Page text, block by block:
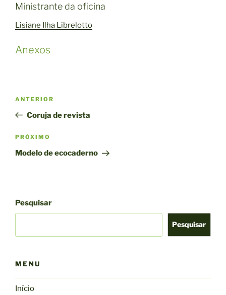
Ministrante da oficina
Lisiane Ilha Librelotto
Anexos
Post
Post
anterior
ANTERIOR
Coruja de revista
Próximo
post
PRÓXIMO
Modelo de ecocaderno
Pesquisar
Pesquisar
MENU
Início